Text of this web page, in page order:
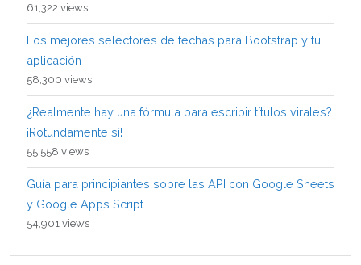
61,322 views
Los mejores selectores de fechas para Bootstrap y tu
aplicación
58,300 views
¿Realmente hay una fórmula para escribir títulos virales?
¡Rotundamente sí!
55,558 views
Guía para principiantes sobre las API con Google Sheets
y Google Apps Script
54,901 views